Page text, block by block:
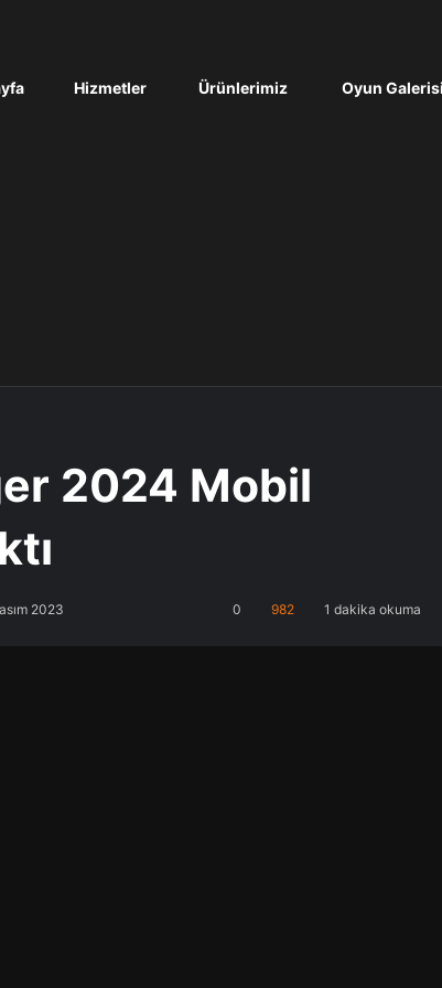
Hizmetler Ürünlerimiz Oyun Galerisi
2024 Mobil
2023 0 982 1 dakika okuma